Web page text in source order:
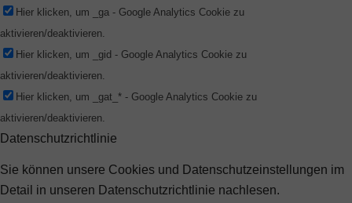
Hier klicken, um _ga - Google Analytics Cookie zu
aktivieren/deaktivieren.
Hier klicken, um _gid - Google Analytics Cookie zu
aktivieren/deaktivieren.
Hier klicken, um _gat_* - Google Analytics Cookie zu
aktivieren/deaktivieren.
Datenschutzrichtlinie
Sie können unsere Cookies und Datenschutzeinstellungen im
Detail in unseren Datenschutzrichtlinie nachlesen.